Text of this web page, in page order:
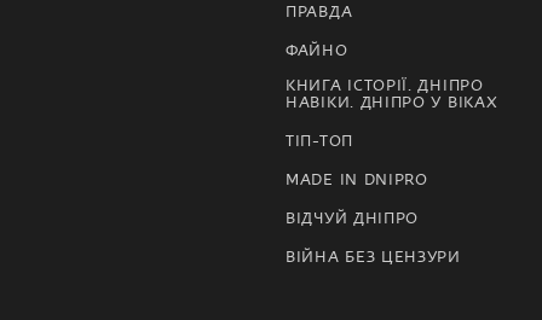
ПРАВДА
ФАЙНО
КНИГА ІСТОРІЇ. ДНІПРО
НАВІКИ. ДНІПРО У ВІКАХ
ТІП-ТОП
MADE IN DNIPRO
ВІДЧУЙ ДНІПРО
ВІЙНА БЕЗ ЦЕНЗУРИ